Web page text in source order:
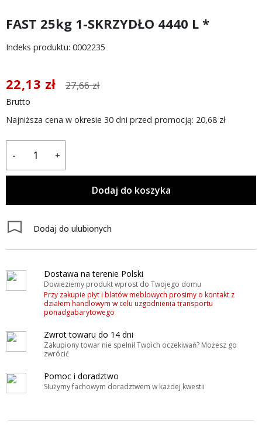
FAST 25kg 1-SKRZYDŁO 4440 L *
Indeks produktu: 0002235
22,13 zł 27,66 zł
Brutto
Najniższa cena w okresie 30 dni przed promocją: 20,68 zł
- +
Dodaj do koszyka
Dodaj do ulubionych
Dostawa na terenie Polski
Dowieziemy produkt wprost do Twojego domu
Przy zakupie płyt i blatów meblowych prosimy o kontakt z
działem handlowym w celu uzgodnienia transportu
ponadgabarytowego
Zwrot towaru do 14 dni
Zakupiony towar nie spełnił Twoich oczekiwań? Możesz go
zwrócić
Pomoc i doradztwo
Służymy fachowym doradztwem w każdej kwestii